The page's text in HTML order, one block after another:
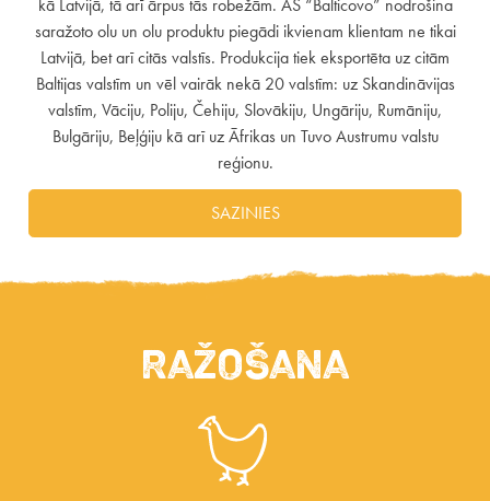
kā Latvijā, tā arī ārpus tās robežām. AS “Balticovo” nodrošina
saražoto olu un olu produktu piegādi ikvienam klientam ne tikai
Latvijā, bet arī citās valstīs. Produkcija tiek eksportēta uz citām
Baltijas valstīm un vēl vairāk nekā 20 valstīm: uz Skandināvijas
valstīm, Vāciju, Poliju, Čehiju, Slovākiju, Ungāriju, Rumāniju,
Bulgāriju, Beļģiju kā arī uz Āfrikas un Tuvo Austrumu valstu
reģionu.
SAZINIES
Ražošana